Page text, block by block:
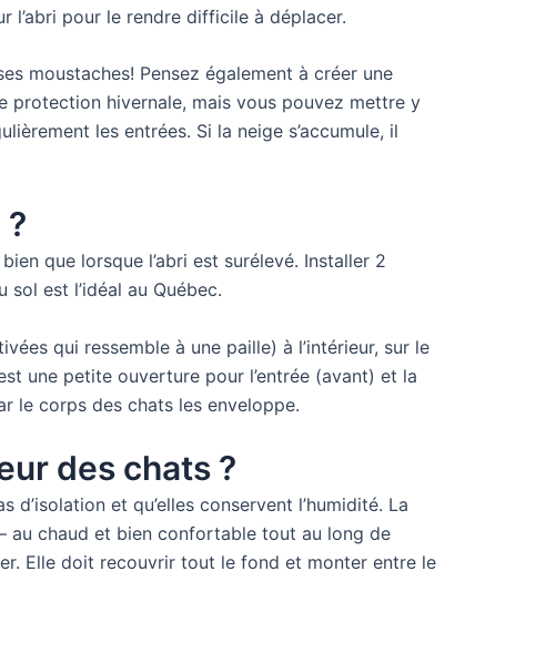
l’abri pour le rendre difficile à déplacer.
moustaches! Pensez également à créer une
protection hivernale, mais vous pouvez mettre y
les entrées. Si la neige s’accumule, il
que lorsque l’abri est surélevé. Installer 2
est l’idéal au Québec.
qui ressemble à une paille) à l’intérieur, sur le
une petite ouverture pour l’entrée (avant) et la
le corps des chats les enveloppe.
des chats ?
et qu’elles conservent l’humidité. La
au chaud et bien confortable tout au long de
Elle doit recouvrir tout le fond et monter entre le